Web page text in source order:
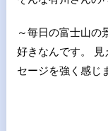
～毎日の富士山の
好きなんです。 見
セージを強く感